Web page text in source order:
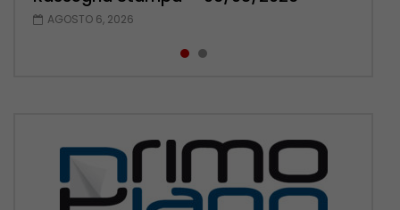
AGOSTO 6, 2026
AGOSTO 5, 2026